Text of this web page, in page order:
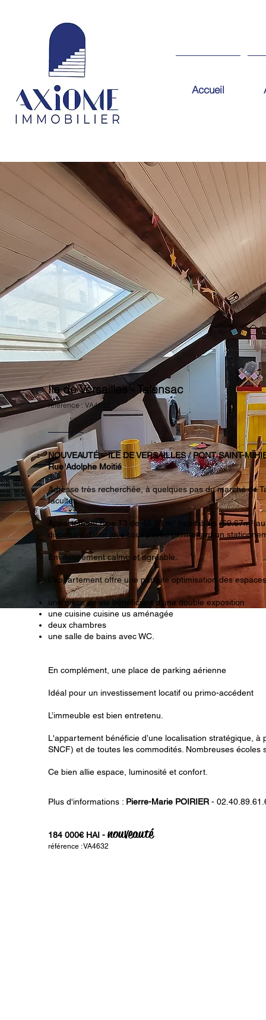
Accueil
Ile de Versailles - Talensac
référence : VA4632
NOUVEAUTÉ – ILE DE VERSAILLES / PONT SAINT-
Rue Adolphe Moitié
Adresse très recherchée, à quelques pas du marché de
facultés.
Appartement type T3 de 45.93 m² habitables (69.67m²
disposant d'une jolie cour pavée permettant un
Environnement calme et agréable.
L’appartement offre une parfaite optimisation des
une pièce de vie bénéficiant d'une double exposition
une cuisine cuisine us aménagée
deux chambres
une salle de bains avec WC.
En complément, une place de parking aérienne
Idéal pour un investissement locatif ou primo-accédent
L’immeuble est bien entretenu.
L'appartement bénéficie d’une localisation stratégique,
SNCF) et de toutes les commodités. Nombreuses
Ce bien allie espace, luminosité et confort.
Plus d'informations : Pierre-Marie POIRIER -
184 000€ HAI - nouveauté
référence : VA4632